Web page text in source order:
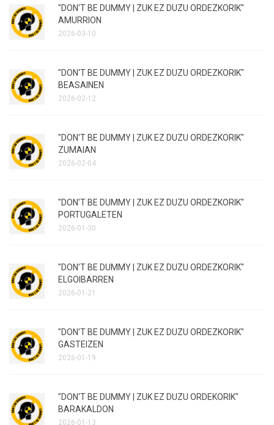
"DON'T BE DUMMY | ZUK EZ DUZU ORDEZKORIK"
AMURRION
2026-03-10
"DON'T BE DUMMY | ZUK EZ DUZU ORDEZKORIK"
BEASAINEN
2026-02-12
"DON'T BE DUMMY | ZUK EZ DUZU ORDEZKORIK"
ZUMAIAN
2026-02-04
"DON'T BE DUMMY | ZUK EZ DUZU ORDEZKORIK"
PORTUGALETEN
2026-01-30
"DON'T BE DUMMY | ZUK EZ DUZU ORDEZKORIK"
ELGOIBARREN
2026-01-21
"DON'T BE DUMMY | ZUK EZ DUZU ORDEZKORIK"
GASTEIZEN
2026-01-19
"DON'T BE DUMMY | ZUK EZ DUZU ORDEKORIK"
BARAKALDON
2026-01-13